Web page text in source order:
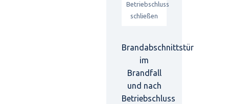
Brandabschnittstür
im
Brandfall
und nach
Betriebschluss